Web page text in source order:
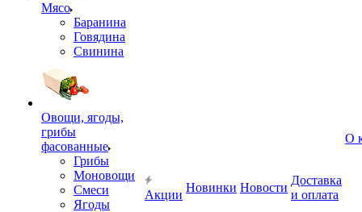
Мясо
Баранина
Говядина
Свинина
Овощи, ягоды,
грибы
фасованные
Грибы
Моновощи
Смеси
Ягоды
Акции
Новинки Новости
Доставка
и оплата
О